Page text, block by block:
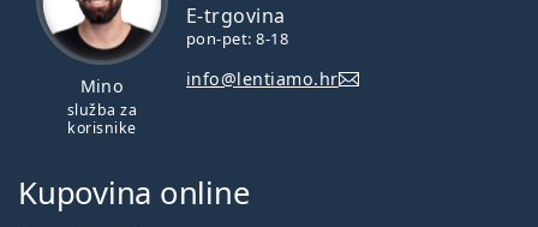
Mino
služba za
korisnike
E-trgovina
pon-pet: 8-18
info@lentiamo.hr
Kupovina online